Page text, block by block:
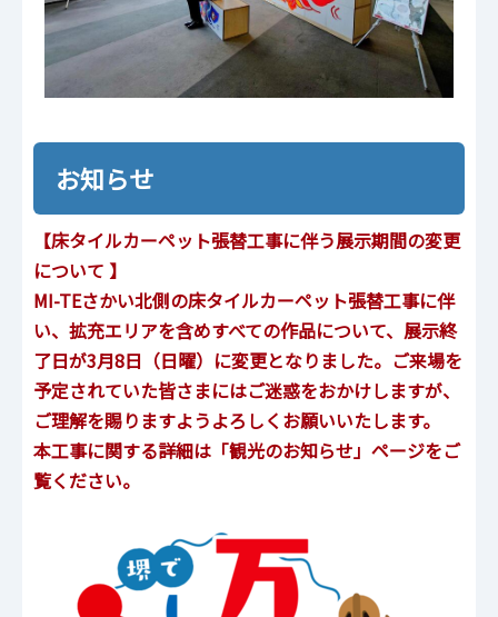
お知らせ
【床タイルカーペット張替⼯事に伴う展示期間の変更
について 】
MI-TEさかい北側の床タイルカーペット張替⼯事に伴
い、拡充エリアを含めすべての作品について、展示終
了日が3月8日（日曜）に変更となりました。ご来場を
予定されていた皆さまにはご迷惑をおかけしますが、
ご理解を賜りますようよろしくお願いいたします。
本工事に関する詳細は 「観光のお知らせ」ページをご
覧ください。